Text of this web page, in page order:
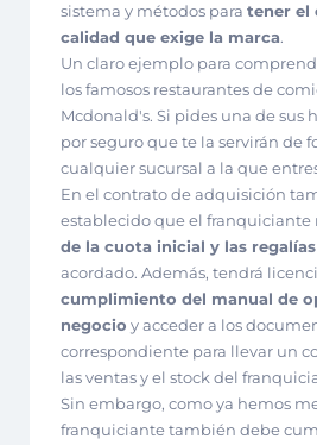
sistema y métodos para tener el
calidad que exige la marca.
Un claro ejemplo para
los famosos restaurantes de
Mcdonald's. Si pides una de sus
por seguro que te la servirán de
cualquier sucursal a la que
En el contrato de adquisición
establecido que el franquiciante
de la cuota inicial y las regalías
acordado. Además, tendrá
cumplimiento del manual de
negocio y acceder a los
correspondiente para llevar un
las ventas y el stock del
Sin embargo, como ya hemos
franquiciante también debe